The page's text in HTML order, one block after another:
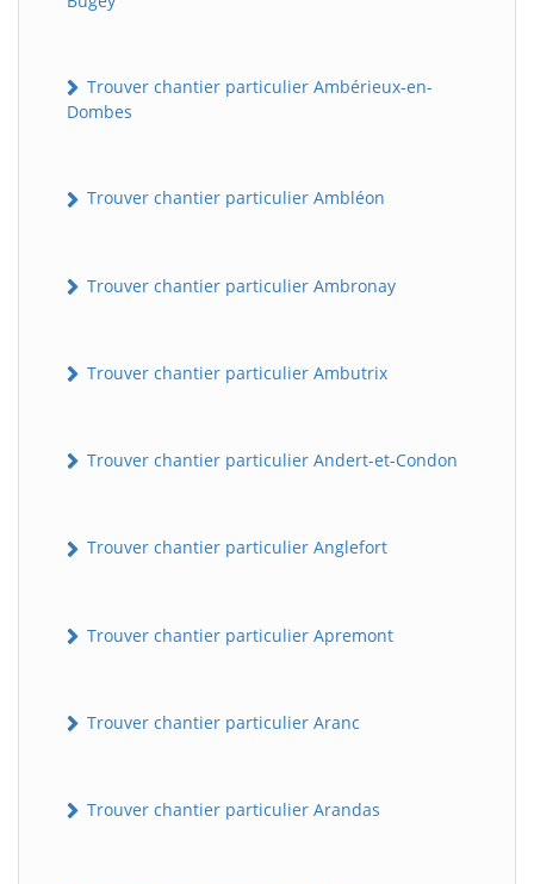
Trouver chantier particulier Ambérieux-en-
Dombes
Trouver chantier particulier Ambléon
Trouver chantier particulier Ambronay
Trouver chantier particulier Ambutrix
Trouver chantier particulier Andert-et-Condon
Trouver chantier particulier Anglefort
Trouver chantier particulier Apremont
Trouver chantier particulier Aranc
Trouver chantier particulier Arandas